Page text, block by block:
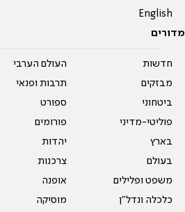
English
מדורים
חדשות
מבזקים
ביטחוני
פוליטי-מדיני
בארץ
בעולם
משפט ופלילים
כלכלה ונדל"ן
העולם הערבי
תרבות ופנאי
ספורט
פורומים
יהדות
צרכנות
אופנה
מוסיקה